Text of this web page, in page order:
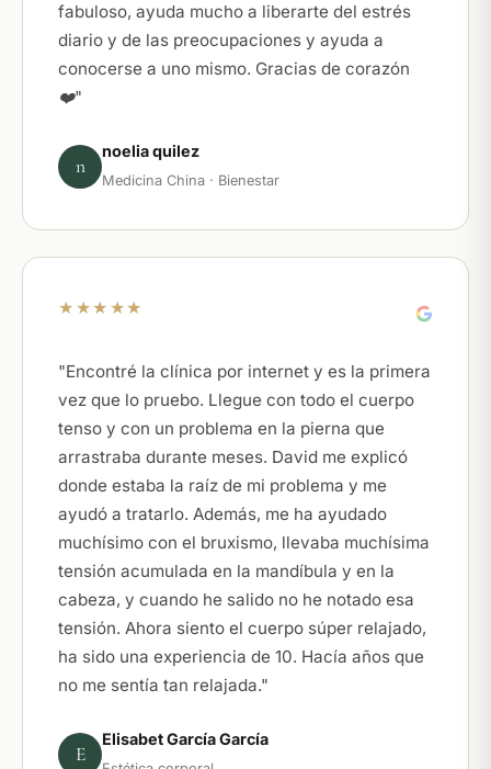
fabuloso, ayuda mucho a liberarte del estrés
diario y de las preocupaciones y ayuda a
conocerse a uno mismo. Gracias de corazón
❤️"
n
noelia quilez
Medicina China · Bienestar
★★★★★
"Encontré la clínica por internet y es la primera
vez que lo pruebo. Llegue con todo el cuerpo
tenso y con un problema en la pierna que
arrastraba durante meses. David me explicó
donde estaba la raíz de mi problema y me
ayudó a tratarlo. Además, me ha ayudado
muchísimo con el bruxismo, llevaba muchísima
tensión acumulada en la mandíbula y en la
cabeza, y cuando he salido no he notado esa
tensión. Ahora siento el cuerpo súper relajado,
ha sido una experiencia de 10. Hacía años que
no me sentía tan relajada."
E
Elisabet García García